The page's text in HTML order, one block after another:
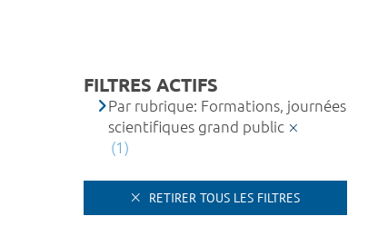
FILTRES ACTIFS
Par rubrique: Formations, journées
scientifiques grand public
(1)
RETIRER TOUS LES FILTRES